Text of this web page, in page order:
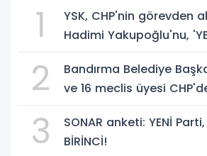
1
YSK, CHP'nin görevden
Hadimi Yakupoğlu'nu,
2
Bandırma Belediye
ve 16 meclis üyesi
3
SONAR anketi: YENİ
BİRİNCİ!